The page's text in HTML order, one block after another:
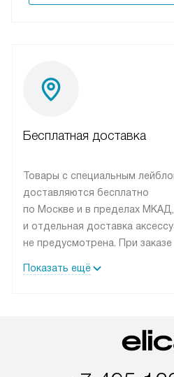
Бесплатная доставка
Товары с специальным
доставляются бесплатно
по Москве и в пределах МКАД,
и отдельная доставка
не предусмотрена. При заказе
рекомендуем обсудить
быть отправлены покупателю
Показать ещё